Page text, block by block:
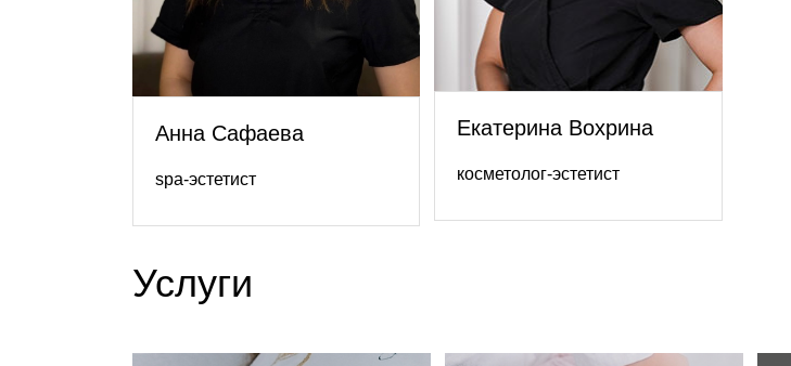
Анна Сафаева
spa-эстетист
Екатерина Вохрина
косметолог-эстетист
Услуги